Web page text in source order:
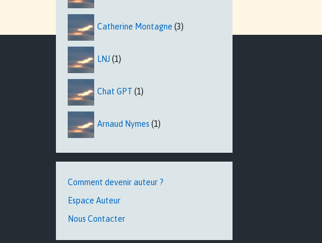
Catherine Montagne (3)
LNJ (1)
Chat GPT (1)
Arnaud Nymes (1)
Comment devenir auteur ?
Espace Auteur
Nous Contacter